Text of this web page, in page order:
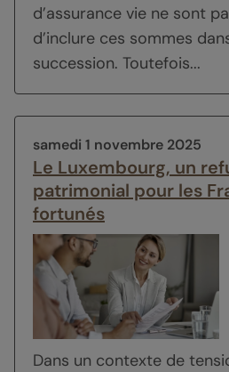
d’assurance vie ne sont
d’inclure ces sommes
succession. Toutefois...
samedi 1 novembre 2025
Le Luxembourg, un
patrimonial pour les
fortunés
Dans un contexte de